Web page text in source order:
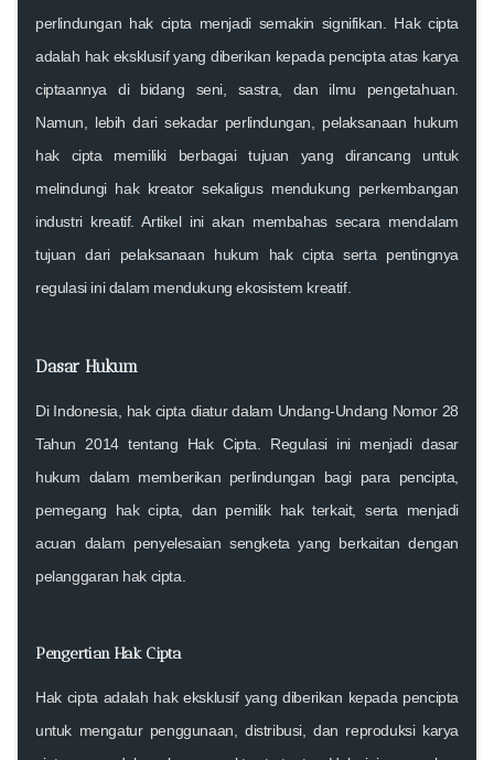
perlindungan hak cipta menjadi semakin signifikan. Hak cipta
adalah hak eksklusif yang diberikan kepada pencipta atas karya
ciptaannya di bidang seni, sastra, dan ilmu pengetahuan.
Namun, lebih dari sekadar perlindungan, pelaksanaan hukum
hak cipta memiliki berbagai tujuan yang dirancang untuk
melindungi hak kreator sekaligus mendukung perkembangan
industri kreatif. Artikel ini akan membahas secara mendalam
tujuan dari pelaksanaan hukum hak cipta serta pentingnya
regulasi ini dalam mendukung ekosistem kreatif.
Dasar Hukum
Di Indonesia, hak cipta diatur dalam Undang-Undang Nomor 28
Tahun 2014 tentang Hak Cipta. Regulasi ini menjadi dasar
hukum dalam memberikan perlindungan bagi para pencipta,
pemegang hak cipta, dan pemilik hak terkait, serta menjadi
acuan dalam penyelesaian sengketa yang berkaitan dengan
pelanggaran hak cipta.
Pengertian Hak Cipta
Hak cipta adalah hak eksklusif yang diberikan kepada pencipta
untuk mengatur penggunaan, distribusi, dan reproduksi karya